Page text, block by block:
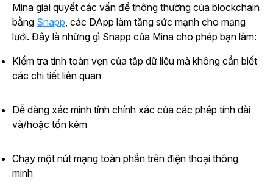
Mina giải quyết các vấn đề thông thường của blockchain
bằng Snapp , các DApp làm tăng sức mạnh cho mạng
lưới. Đây là những gì Snapp của Mina cho phép bạn làm:
Kiểm tra tính toàn vẹn của tập dữ liệu mà không cần biết
các chi tiết liên quan
Dễ dàng xác minh tính chính xác của các phép tính dài
và/hoặc tốn kém
Chạy một nút mạng toàn phần trên điện thoại thông
minh